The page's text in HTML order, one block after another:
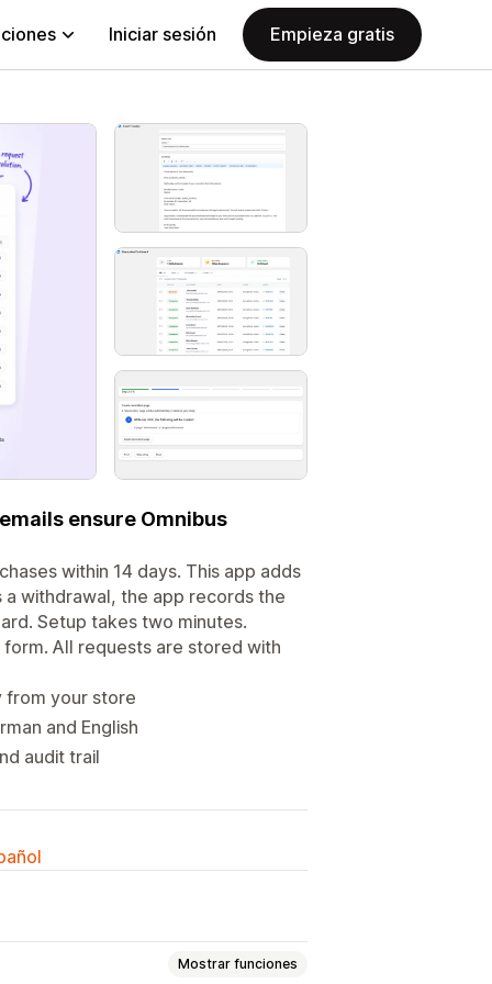
Iniciar sesión Empieza gratis
ensure Omnibus
within 14 days. This app adds
withdrawal, the app records the
Setup takes two minutes.
All requests are stored with
from your store
and English
audit trail
Mostrar funciones